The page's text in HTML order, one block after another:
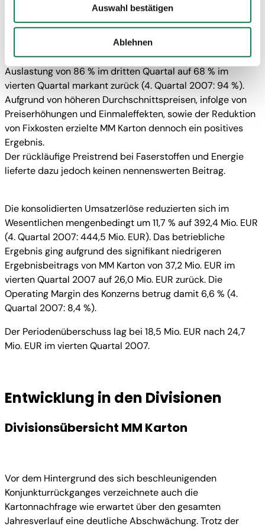
Ihre auf dieser Webseite erhobenen Daten auch in
Drittstaaten, in denen die DSGVO nicht gilt, verarbeitet
auch in den USA verarbeitet. Wenn Sie jedoch nicht
zusammen mit "Auswahl bestätigen“ auswählen, findet
die oben beschriebene Übermittlung nicht statt.
Auswahl bestätigen
Ablehnen
Wie angekündigt mussten in der zweiten Dezemberhälfte
im gesamten Konzern umfangreiche temporäre
Abstellmaßnahmen gesetzt werden.
In der Kartonerzeugung ging die durchschnittliche
Auslastung von 86 % im dritten Quartal auf 68 % im
vierten Quartal markant zurück (4. Quartal 2007: 94 %).
Aufgrund von höheren Durchschnittspreisen, infolge von
Preiserhöhungen und Einmaleffekten, sowie der Reduktion
von Fixkosten erzielte MM Karton dennoch ein positives
Ergebnis.
Der rückläufige Preistrend bei Faserstoffen und Energie
lieferte dazu jedoch keinen nennenswerten Beitrag.
Die konsolidierten Umsatzerlöse reduzierten sich im
Wesentlichen mengenbedingt um 11,7 % auf 392,4 Mio. EUR
(4. Quartal 2007: 444,5 Mio. EUR). Das betriebliche
Ergebnis ging aufgrund des signifikant niedrigeren
Ergebnisbeitrags von MM Karton von 37,2 Mio. EUR im
vierten Quartal 2007 auf 26,0 Mio. EUR zurück. Die
Operating Margin des Konzerns betrug damit 6,6 % (4.
Quartal 2007: 8,4 %).
Der Periodenüberschuss lag bei 18,5 Mio. EUR nach 24,7
Mio. EUR im vierten Quartal 2007.
Entwicklung in den Divisionen
Divisionsübersicht MM Karton
Vor dem Hintergrund des sich beschleunigenden
Konjunkturrückganges verzeichnete auch die
Kartonnachfrage wie erwartet über den gesamten
Jahresverlauf eine deutliche Abschwächung. Trotz der